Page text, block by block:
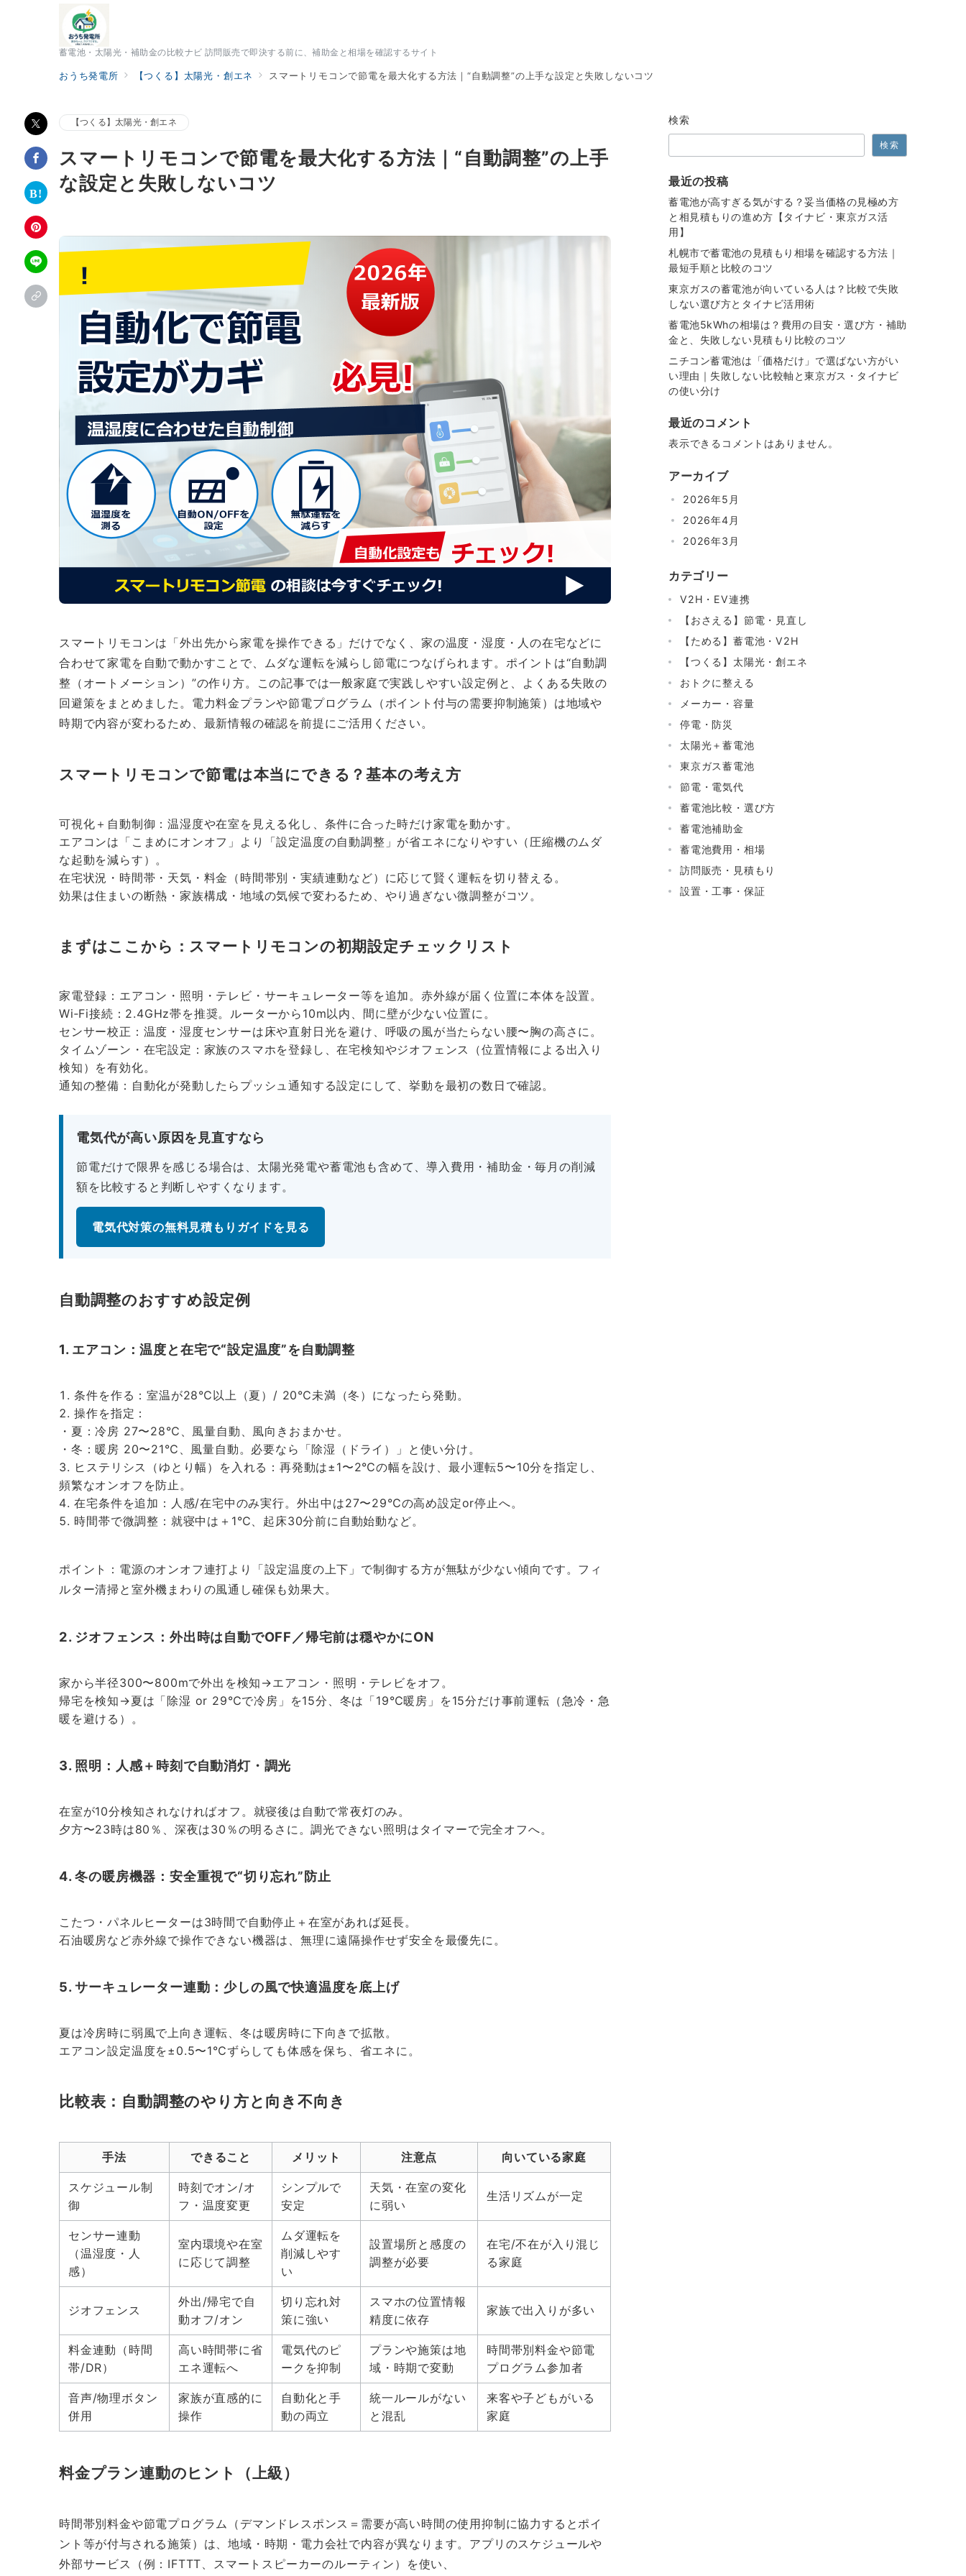
蓄電池・太陽光・補助金の比較ナビ 訪問販売で即決する前に、補助金と相場を確認するサイト
おうち発電所 【つくる】太陽光・創エネ スマートリモコンで節電を最大化する方法｜“自動調整”の上手な設定と失敗しないコツ
【つくる】太陽光・創エネ
スマートリモコンで節電を最大化する方法｜“自動調整”の上手
な設定と失敗しないコツ
スマートリモコンは「外出先から家電を操作できる」だけでなく、家の温度・湿度・人の在宅などに
合わせて家電を自動で動かすことで、ムダな運転を減らし節電につなげられます。ポイントは“自動調
整（オートメーション）”の作り方。この記事では一般家庭で実践しやすい設定例と、よくある失敗の
回避策をまとめました。電力料金プランや節電プログラム（ポイント付与の需要抑制施策）は地域や
時期で内容が変わるため、最新情報の確認を前提にご活用ください。
スマートリモコンで節電は本当にできる？基本の考え方
可視化＋自動制御：温湿度や在室を見える化し、条件に合った時だけ家電を動かす。
エアコンは「こまめにオンオフ」より「設定温度の自動調整」が省エネになりやすい（圧縮機のムダ
な起動を減らす）。
在宅状況・時間帯・天気・料金（時間帯別・実績連動など）に応じて賢く運転を切り替える。
効果は住まいの断熱・家族構成・地域の気候で変わるため、やり過ぎない微調整がコツ。
まずはここから：スマートリモコンの初期設定チェックリスト
家電登録：エアコン・照明・テレビ・サーキュレーター等を追加。赤外線が届く位置に本体を設置。
Wi‑Fi接続：2.4GHz帯を推奨。ルーターから10m以内、間に壁が少ない位置に。
センサー校正：温度・湿度センサーは床や直射日光を避け、呼吸の風が当たらない腰〜胸の高さに。
タイムゾーン・在宅設定：家族のスマホを登録し、在宅検知やジオフェンス（位置情報による出入り
検知）を有効化。
通知の整備：自動化が発動したらプッシュ通知する設定にして、挙動を最初の数日で確認。
電気代が高い原因を見直すなら
節電だけで限界を感じる場合は、太陽光発電や蓄電池も含めて、導入費用・補助金・毎月の削減
額を比較すると判断しやすくなります。
電気代対策の無料見積もりガイドを見る
自動調整のおすすめ設定例
1. エアコン：温度と在宅で“設定温度”を自動調整
条件を作る：室温が28℃以上（夏）/ 20℃未満（冬）になったら発動。
操作を指定：
・夏：冷房 27〜28℃、風量自動、風向きおまかせ。
・冬：暖房 20〜21℃、風量自動。必要なら「除湿（ドライ）」と使い分け。
ヒステリシス（ゆとり幅）を入れる：再発動は±1〜2℃の幅を設け、最小運転5〜10分を指定し、
頻繁なオンオフを防止。
在宅条件を追加：人感/在宅中のみ実行。外出中は27〜29℃の高め設定or停止へ。
時間帯で微調整：就寝中は＋1℃、起床30分前に自動始動など。
ポイント：電源のオンオフ連打より「設定温度の上下」で制御する方が無駄が少ない傾向です。フィ
ルター清掃と室外機まわりの風通し確保も効果大。
2. ジオフェンス：外出時は自動でOFF／帰宅前は穏やかにON
家から半径300〜800mで外出を検知→エアコン・照明・テレビをオフ。
帰宅を検知→夏は「除湿 or 29℃で冷房」を15分、冬は「19℃暖房」を15分だけ事前運転（急冷・急
暖を避ける）。
3. 照明：人感＋時刻で自動消灯・調光
在室が10分検知されなければオフ。就寝後は自動で常夜灯のみ。
夕方〜23時は80％、深夜は30％の明るさに。調光できない照明はタイマーで完全オフへ。
4. 冬の暖房機器：安全重視で“切り忘れ”防止
こたつ・パネルヒーターは3時間で自動停止＋在室があれば延長。
石油暖房など赤外線で操作できない機器は、無理に遠隔操作せず安全を最優先に。
5. サーキュレーター連動：少しの風で快適温度を底上げ
夏は冷房時に弱風で上向き運転、冬は暖房時に下向きで拡散。
エアコン設定温度を±0.5〜1℃ずらしても体感を保ち、省エネに。
比較表：自動調整のやり方と向き不向き
手法 できること メリット 注意点 向いている家庭
スケジュール制
御
時刻でオン/オ
フ・温度変更
シンプルで
安定
天気・在室の変化
に弱い
生活リズムが一定
センサー連動
（温湿度・人
感）
室内環境や在室
に応じて調整
ムダ運転を
削減しやす
い
設置場所と感度の
調整が必要
在宅/不在が入り混じ
る家庭
ジオフェンス
外出/帰宅で自
動オフ/オン
切り忘れ対
策に強い
スマホの位置情報
精度に依存
家族で出入りが多い
料金連動（時間
帯/DR）
高い時間帯に省
エネ運転へ
電気代のピ
ークを抑制
プランや施策は地
域・時期で変動
時間帯別料金や節電
プログラム参加者
音声/物理ボタン
併用
家族が直感的に
操作
自動化と手
動の両立
統一ルールがない
と混乱
来客や子どもがいる
家庭
料金プラン連動のヒント（上級）
時間帯別料金や節電プログラム（デマンドレスポンス＝需要が高い時間の使用抑制に協力するとポイ
ント等が付与される施策）は、地域・時期・電力会社で内容が異なります。アプリのスケジュールや
外部サービス（例：IFTTT、スマートスピーカーのルーティン）を使い、
検索
検索
最近の投稿
蓄電池が高すぎる気がする？妥当価格の見極め方
と相見積もりの進め方【タイナビ・東京ガス活
用】
札幌市で蓄電池の見積もり相場を確認する方法｜
最短手順と比較のコツ
東京ガスの蓄電池が向いている人は？比較で失敗
しない選び方とタイナビ活用術
蓄電池5kWhの相場は？費用の目安・選び方・補助
金と、失敗しない見積もり比較のコツ
ニチコン蓄電池は「価格だけ」で選ばない方がい
い理由｜失敗しない比較軸と東京ガス・タイナビ
の使い分け
最近のコメント
表示できるコメントはありません。
アーカイブ
2026年5月
2026年4月
2026年3月
カテゴリー
V2H・EV連携
【おさえる】節電・見直し
【ためる】蓄電池・V2H
【つくる】太陽光・創エネ
おトクに整える
メーカー・容量
停電・防災
太陽光＋蓄電池
東京ガス蓄電池
節電・電気代
蓄電池比較・選び方
蓄電池補助金
蓄電池費用・相場
訪問販売・見積もり
設置・工事・保証